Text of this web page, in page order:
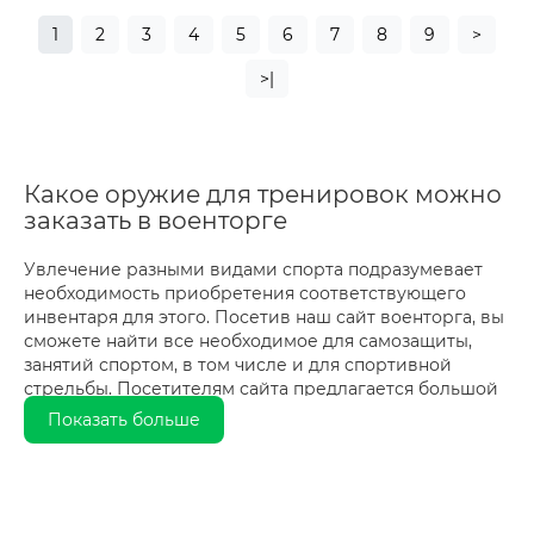
1 2 3 4 5 6 7 8 9 >
>|
Какое оружие для тренировок можно
заказать в военторге
Увлечение разными видами спорта подразумевает
необходимость приобретения соответствующего
инвентаря для этого. Посетив наш сайт военторга, вы
сможете найти все необходимое для самозащиты,
занятий спортом, в том числе и для спортивной
стрельбы. Посетителям сайта предлагается большой
выбор метательного оружия, в том числе арбалеты,
спортивные луки и рогатки, а также вы сможете
Показать больше